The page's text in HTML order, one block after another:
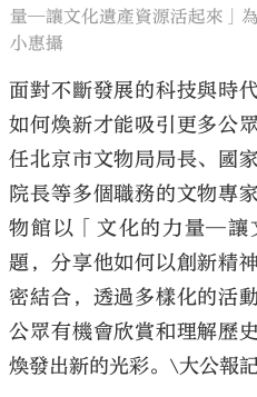
量—讓文化遺產資源活起來」
小惠攝
面對不斷發展的科技與時
如何煥新才能吸引更多公
任北京市文物局局長、國
院長等多個職務的文物專
物館以「文化的力量─讓
題，分享他如何以創新精
密結合，透過多樣化的活
公眾有機會欣賞和理解歷
煥發出新的光彩。\大公報